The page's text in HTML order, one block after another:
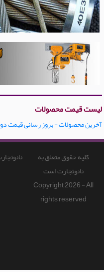
لیست قیمت محصولات
آخرین محصولات - بروز رسانی قیمت دوشنبه ۲۹ تیر
کلیه حقوق متعلق به
نانوتجارت است
Copyright 2026 - All
rights reserved